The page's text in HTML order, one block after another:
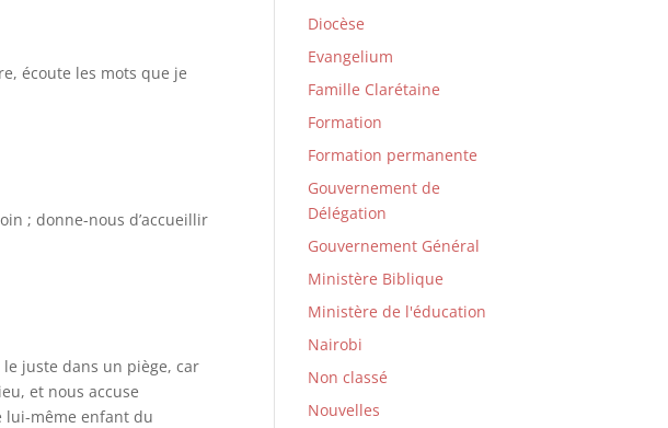
écoute les mots que je
; donne-nous d’accueillir
juste dans un piège, car
et nous accuse
lui-même enfant du
Diocèse
Evangelium
Famille Clarétaine
Formation
Formation permanente
Gouvernement de
Délégation
Gouvernement Général
Ministère Biblique
Ministère de l'éducation
Nairobi
Non classé
Nouvelles